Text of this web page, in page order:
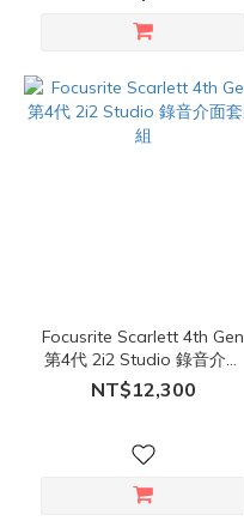
Focusrite Scarlett 4th Gen
第4代 2i2 Studio 錄音介面
套裝組
NT$12,300